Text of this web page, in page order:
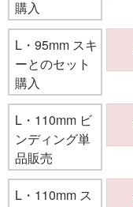
購入
L・95mm スキ
ーとのセット
購入
L・110mm ビ
ンディング単
品販売
L・110mm ス